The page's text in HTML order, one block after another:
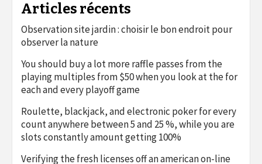
Articles récents
Observation site jardin : choisir le bon endroit pour
observer la nature
You should buy a lot more raffle passes from the
playing multiples from $50 when you look at the for
each and every playoff game
Roulette, blackjack, and electronic poker for every
count anywhere between 5 and 25 %, while you are
slots constantly amount getting 100%
Verifying the fresh licenses off an american on-line